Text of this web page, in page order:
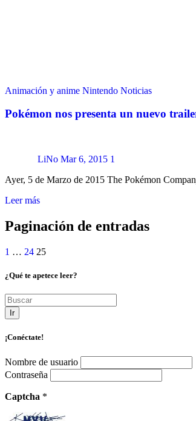
Animación y anime Nintendo Noticias
Pokémon nos presenta un nuevo
LiNo Mar 6, 2015 1
Ayer, 5 de Marzo de 2015 The Pokémon
Leer más
Paginación de entradas
1 … 24 25
¿Qué te apetece leer?
Ir
¡Conéctate!
Nombre de usuario
Contraseña
Captcha *